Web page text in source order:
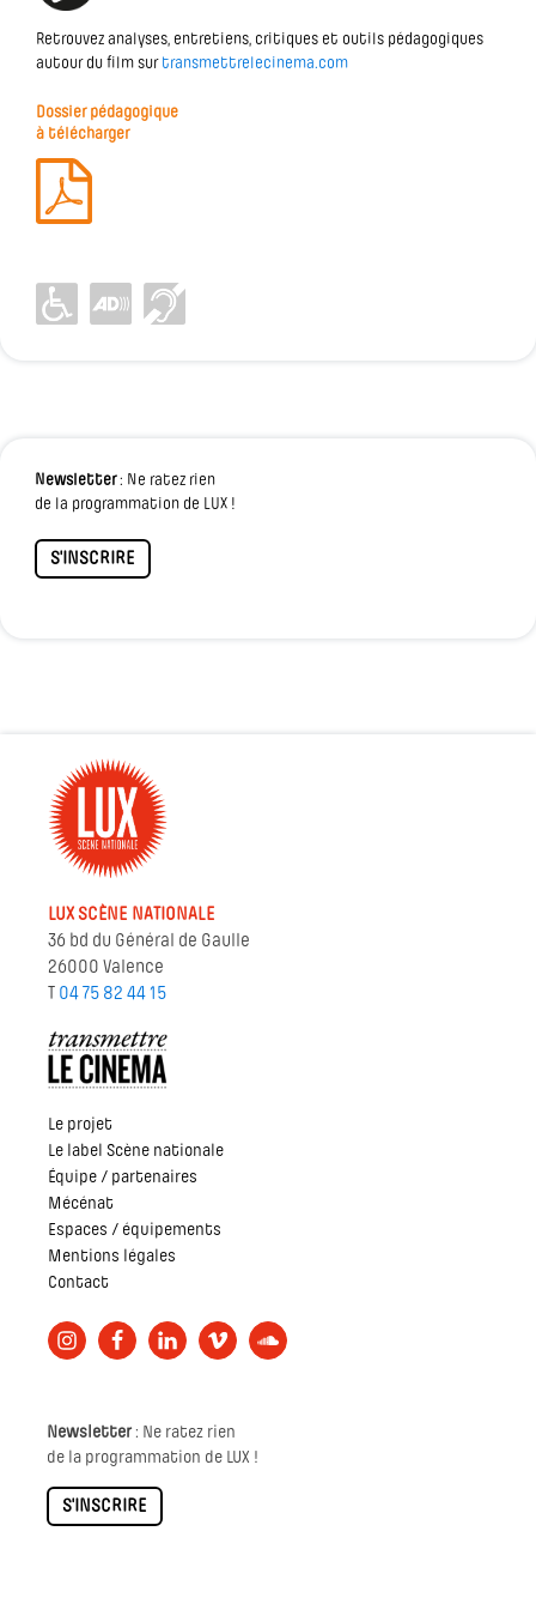
Retrouvez analyses, entretiens, critiques et outils pédagogiques
autour du film sur transmettrelecinema.com
Dossier pédagogique
à télécharger
Newsletter: Ne ratez rien
de la programmation de LUX !
S'INSCRIRE
LUX SCÈNE NATIONALE
36 bd du Général de Gaulle
26000 Valence
T 04 75 82 44 15
Le projet
Le label Scène nationale
Équipe / partenaires
Mécénat
Espaces / équipements
Mentions légales
Contact
Newsletter: Ne ratez rien
de la programmation de LUX !
S'INSCRIRE